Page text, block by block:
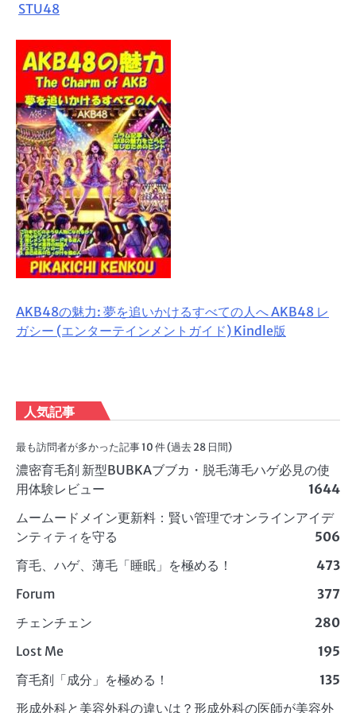
STU48
AKB48の魅力: 夢を追いかけるすべての人へ AKB48 レ
ガシー (エンターテインメントガイド) Kindle版
人気記事
最も訪問者が多かった記事 10 件 (過去 28 日間)
濃密育毛剤 新型BUBKAブブカ・脱毛薄毛ハゲ必見の使
用体験レビュー
1644
ムームードメイン更新料：賢い管理でオンラインアイデ
ンティティを守る
506
育毛、ハゲ、薄毛「睡眠」を極める！
473
Forum
377
チェンチェン
280
Lost Me
195
育毛剤「成分」を極める！
135
形成外科と美容外科の違いは？形成外科の医師が美容外